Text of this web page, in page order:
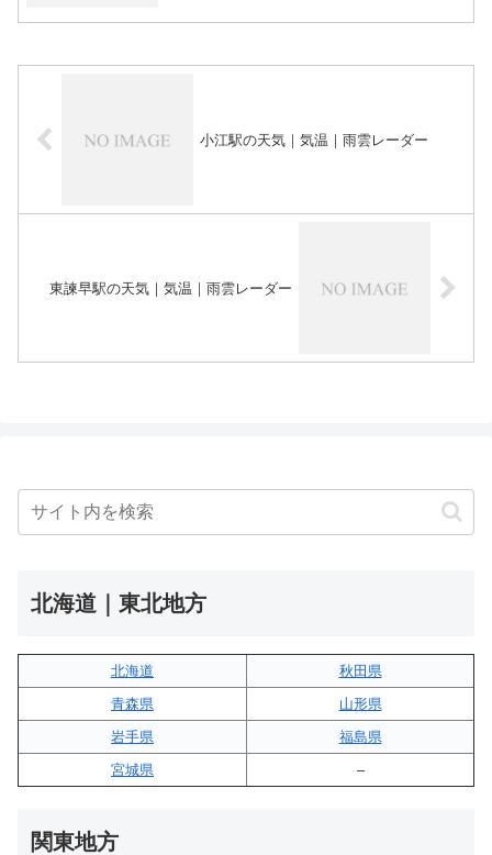
小江駅の天気｜気温｜雨雲レーダー
東諫早駅の天気｜気温｜雨雲レーダー
北海道｜東北地方
北海道
秋田県
青森県
山形県
岩手県
福島県
宮城県
–
関東地方